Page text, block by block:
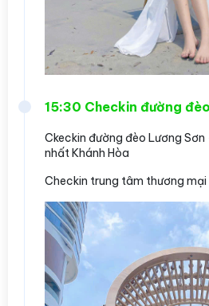
15:30 Checkin đường đèo
Ckeckin đường đèo Lương
nhất Khánh Hòa
Checkin trung tâm thương